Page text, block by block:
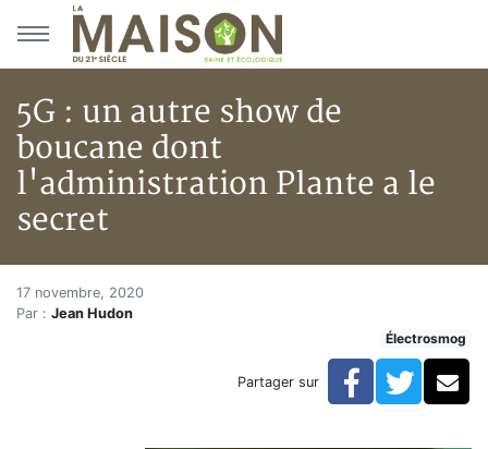
Aller au menu principal
Aller au contenu principal
5G : un autre show de
boucane dont
l'administration Plante a le
secret
Accueil
Articles
5G : un autre show de boucane dont l'administration
5G : un autre show de
17 novembre, 2020
Par : Jean Hudon
Électrosmog
Partager sur Facebook